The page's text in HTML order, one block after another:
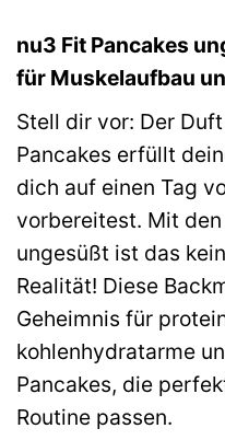
nu3 Fit Pancakes
für Muskelaufbau
Stell dir vor: Der
Pancakes erfüllt
dich auf einen Tag
vorbereitest. Mit
ungesüßt ist das
Realität! Diese
Geheimnis für
kohlenhydratarme
Pancakes, die
Routine passen.